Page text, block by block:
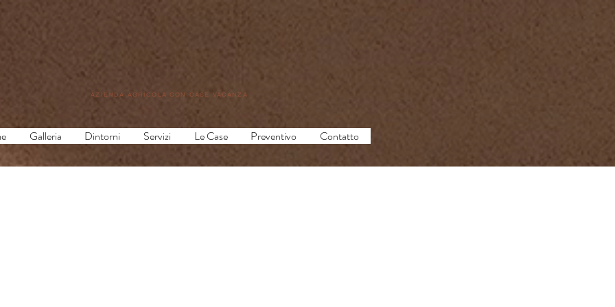
AZIENDA AGRICOLA CON CASE VACANZA
Galleria Dintorni Servizi Le Case Preventivo Contatto